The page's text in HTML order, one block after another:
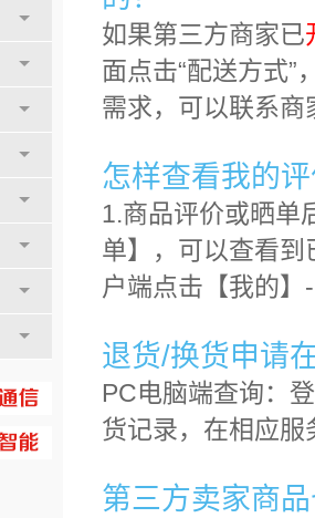
如果第三方商家已
面点击“配送方式”
需求，可以联系
怎样查看我的
1.商品评价或晒单
单】，可以查看
户端点击【我的
退货/换货申请
PC电脑端查询：
货记录，在相应服
第三方卖家商